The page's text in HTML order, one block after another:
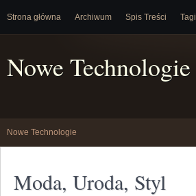
Strona główna Archiwum Spis Treści Tagi
Nowe Technologie
Nowe Technologie
Moda, Uroda, Styl